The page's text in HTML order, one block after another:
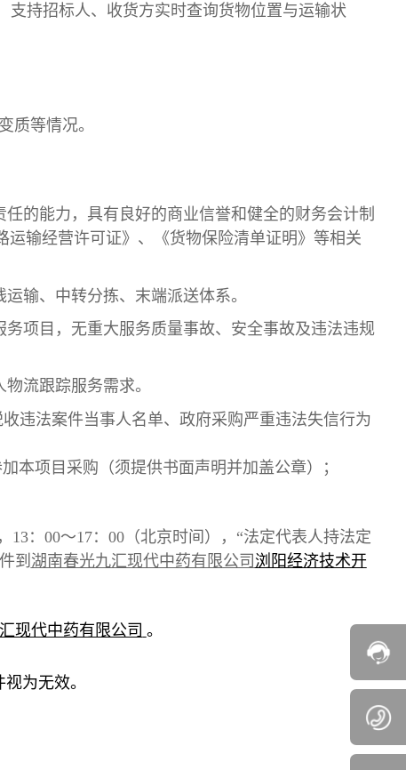
持招标人、收货方实时查询货物位置与运输状
质等情况。
任的能力，具有良好的商业信誉和健全的财务会计制
输经营许可证》、 《货物保险清单证明》 等相关
输、中转分拣、末端派送体系。
项目，无重大服务质量事故、安全事故及违法违规
流跟踪服务需求。
违法案件当事人名单、政府采购严重违法失信行为
本项目采购（须提供书面声明并加盖公章）；
13： 00～1 7： 00（北京时间），“法定代表人持法定
到 湖南春光九汇现代中药有限公司 浏阳经济技术开
现代中药有限公司 。
为无效。